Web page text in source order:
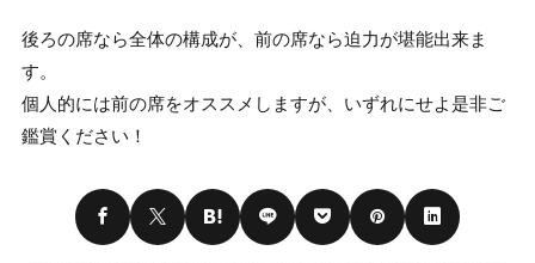
後ろの席なら全体の構成が、前の席なら迫力が堪能出来ま
す。
個人的には前の席をオススメしますが、いずれにせよ是非ご
鑑賞ください！